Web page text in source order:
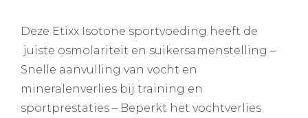
Deze Etixx Isotone sportvoeding heeft de
juiste osmolariteit en suikersamenstelling –
Snelle aanvulling van vocht en
mineralenverlies bij training en
sportprestaties – Beperkt het vochtverlies